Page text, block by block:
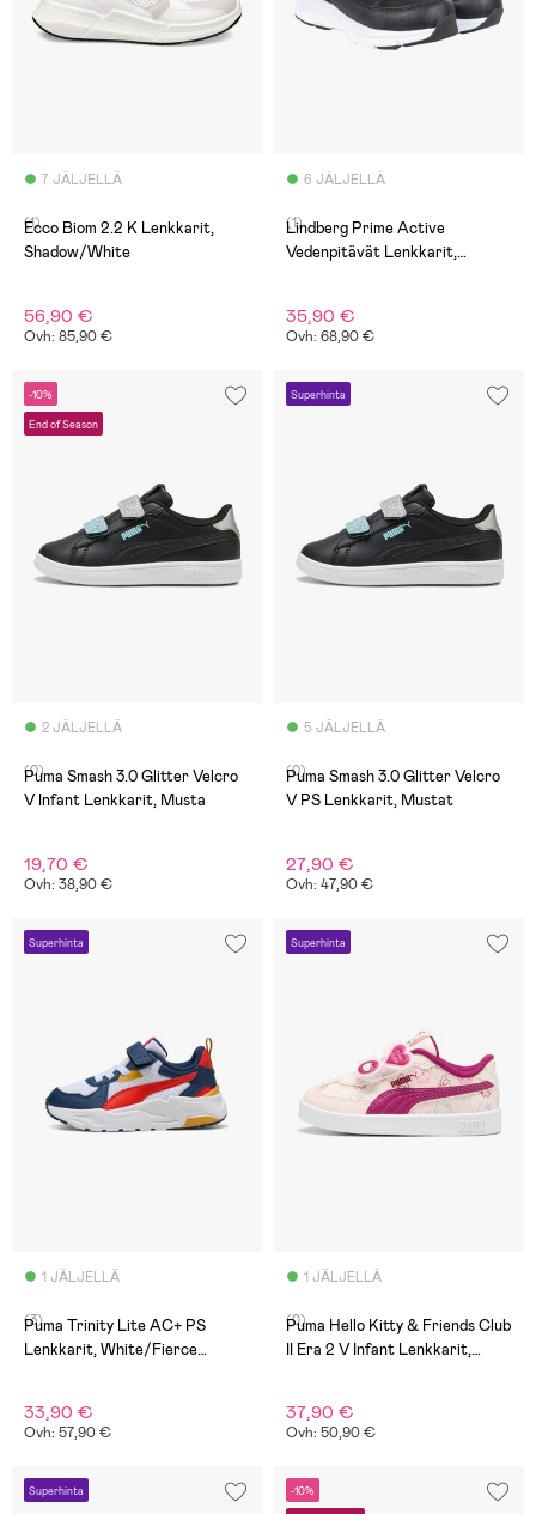
7 JÄLJELLÄ
(1)
Ecco Biom 2.2 K Lenkkarit,
Shadow/White
56,90 €
Ovh: 85,90 €
6 JÄLJELLÄ
(1)
Lindberg Prime Active
Vedenpitävät Lenkkarit,
35,90 €
Ovh: 68,90 €
-10%
End of Season
2 JÄLJELLÄ
(0)
Puma Smash 3.0 Glitter Velcro
V Infant Lenkkarit, Musta
19,70 €
Ovh: 38,90 €
Superhinta
5 JÄLJELLÄ
(0)
Puma Smash 3.0 Glitter Velcro
V PS Lenkkarit, Mustat
27,90 €
Ovh: 47,90 €
Superhinta
1 JÄLJELLÄ
(3)
Puma Trinity Lite AC+ PS
Lenkkarit, White/Fierce
33,90 €
Ovh: 57,90 €
Superhinta
1 JÄLJELLÄ
(0)
Puma Hello Kitty & Friends Club
II Era 2 V Infant Lenkkarit,
37,90 €
Ovh: 50,90 €
Superhinta -10%